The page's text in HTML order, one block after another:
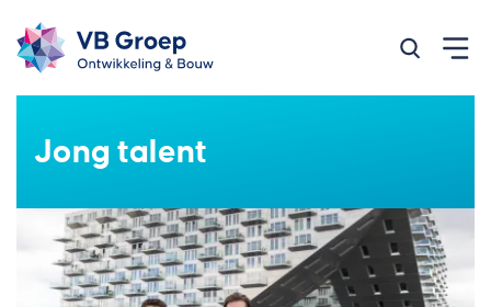
Zoeken
Jong talent